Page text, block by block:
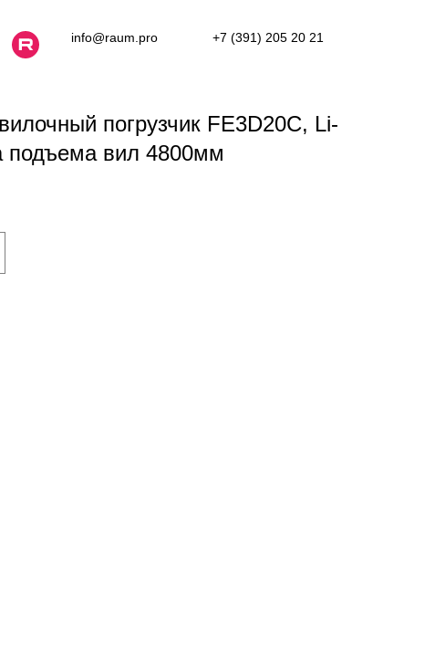
info@raum.pro +7 (391) 205 20 21
погрузчик FE3D20C, Li-
подъема вил 4800мм